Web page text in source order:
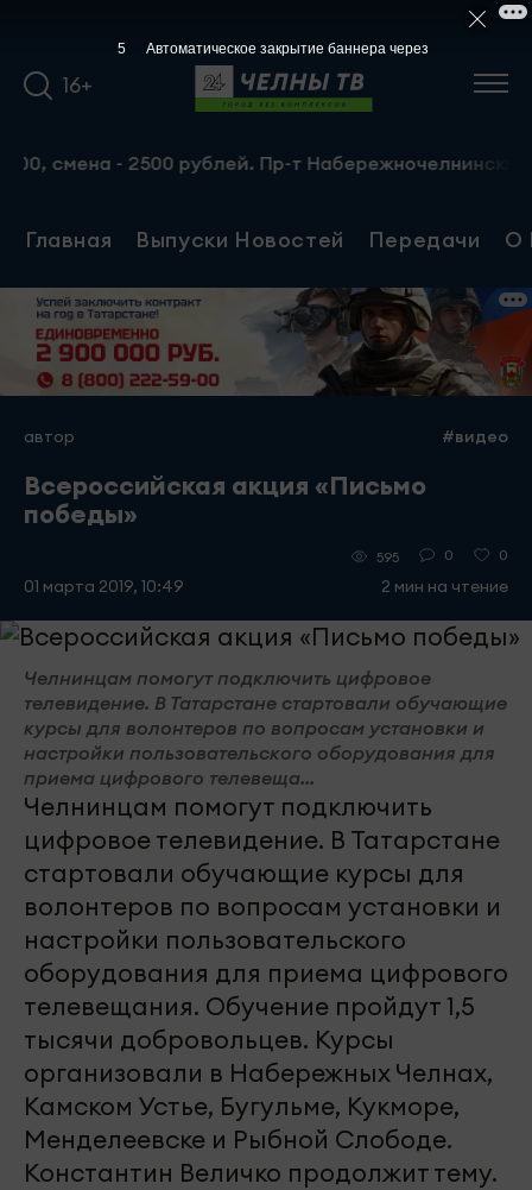
16+
- 2500 рублей. Пр-т Набережночелнинский, 13а.
Главная Выпуски Новостей Передачи О
автор #видео
Всероссийская акция «Письмо
победы»
01 марта 2019, 10:49
595 0 0
2 мин на чтение
Челнинцам помогут подключить цифровое
телевидение. В Татарстане стартовали обучающие
курсы для волонтеров по вопросам установки и
настройки пользовательского оборудования для
приема цифрового телевеща...
Челнинцам помогут подключить
цифровое телевидение. В Татарстане
стартовали обучающие курсы для
волонтеров по вопросам установки и
настройки пользовательского
оборудования для приема цифрового
телевещания. Обучение пройдут 1,5
тысячи добровольцев. Курсы
организовали в Набережных Челнах,
Камском Устье, Бугульме, Кукморе,
Менделеевске и Рыбной Слободе.
Константин Величко продолжит тему.
4 Автоматическое закрытие баннера через